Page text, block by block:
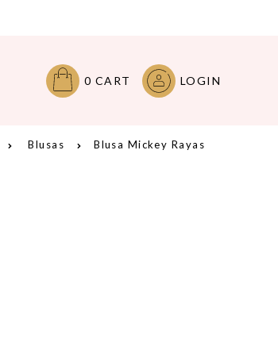
0 CART LOGIN
Blusas Blusa Mickey Rayas